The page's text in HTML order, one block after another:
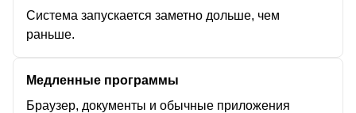
Система запускается заметно дольше, чем
раньше.
Медленные программы
Браузер, документы и обычные приложения